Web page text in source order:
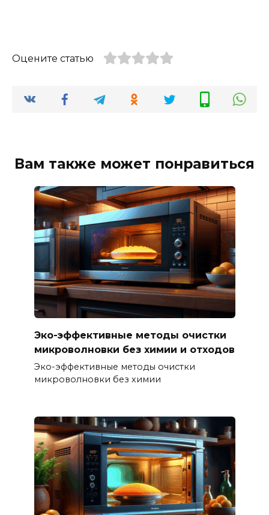
Оцените статью
Вам также может понравиться
Эко-эффективные методы очистки
микроволновки без химии и отходов
Эко-эффективные методы очистки
микроволновки без химии